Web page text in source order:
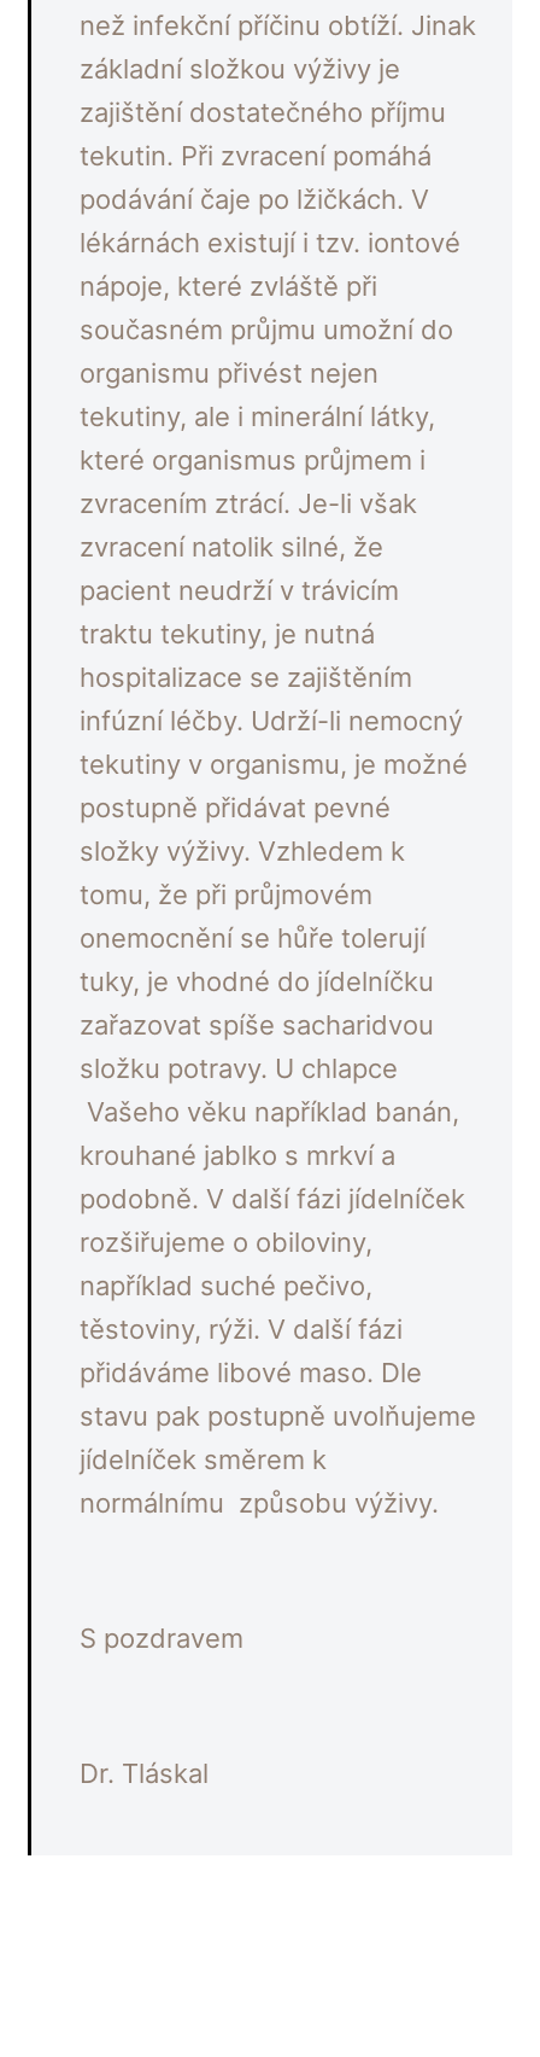
než infekční příčinu obtíží. Jinak
základní složkou výživy je
zajištění dostatečného příjmu
tekutin. Při zvracení pomáhá
podávání čaje po lžičkách. V
lékárnách existují i tzv. iontové
nápoje, které zvláště při
současném průjmu umožní do
organismu přivést nejen
tekutiny, ale i minerální látky,
které organismus průjmem i
zvracením ztrácí. Je-li však
zvracení natolik silné, že
pacient neudrží v trávicím
traktu tekutiny, je nutná
hospitalizace se zajištěním
infúzní léčby. Udrží-li nemocný
tekutiny v organismu, je možné
postupně přidávat pevné
složky výživy. Vzhledem k
tomu, že při průjmovém
onemocnění se hůře tolerují
tuky, je vhodné do jídelníčku
zařazovat spíše sacharidvou
složku potravy. U chlapce
Vašeho věku například banán,
krouhané jablko s mrkví a
podobně. V další fázi jídelníček
rozšiřujeme o obiloviny,
například suché pečivo,
těstoviny, rýži. V další fázi
přidáváme libové maso. Dle
stavu pak postupně uvolňujeme
jídelníček směrem k
normálnímu způsobu výživy.
S pozdravem
Dr. Tláskal